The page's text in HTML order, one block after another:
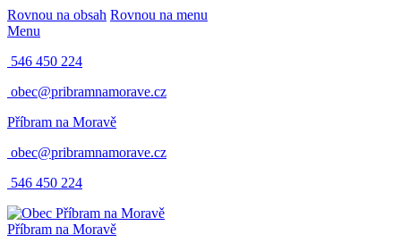
Rovnou na obsah Rovnou na menu
Menu
546 450 224
obec@pribramnamorave.cz
Příbram na Moravě
obec@pribramnamorave.cz
546 450 224
Příbram na Moravě